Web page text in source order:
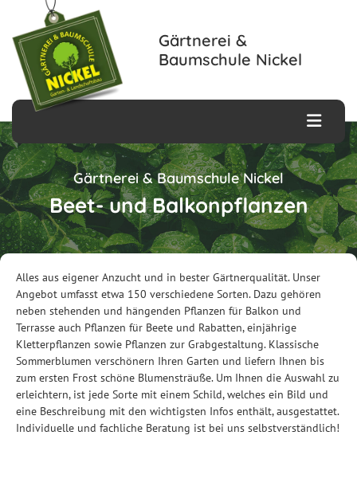
Zum Inhalt springen
Gärtnerei &
Baumschule Nickel
Gärtnerei & Baumschule Nickel
Beet- und Balkonpflanzen
Alles aus eigener Anzucht und in bester Gärtnerqualität. Unser
Angebot umfasst etwa 150 verschiedene Sorten. Dazu gehören
neben stehenden und hängenden Pflanzen für Balkon und
Terrasse auch Pflanzen für Beete und Rabatten, einjährige
Kletterpflanzen sowie Pflanzen zur Grabgestaltung. Klassische
Sommerblumen verschönern Ihren Garten und liefern Ihnen bis
zum ersten Frost schöne Blumensträuße. Um Ihnen die Auswahl zu
erleichtern, ist jede Sorte mit einem Schild, welches ein Bild und
eine Beschreibung mit den wichtigsten Infos enthält, ausgestattet.
Individuelle und fachliche Beratung ist bei uns selbstverständlich!